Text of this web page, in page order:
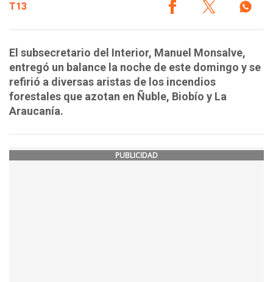
T13
El subsecretario del Interior, Manuel Monsalve,
entregó un balance la noche de este domingo y se
refirió a diversas aristas de los incendios
forestales que azotan en Ñuble, Biobío y La
Araucanía.
PUBLICIDAD